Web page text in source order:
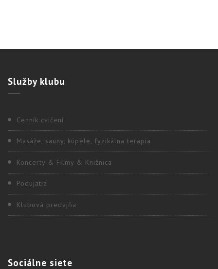
Službyklubu
Cenník cvičení
Masáže, sauny, kúpele, fyzikálna terapia
Koncerty & Filmy & Knižnica
Podujatia
Klubová predajňa
Sociálne siete